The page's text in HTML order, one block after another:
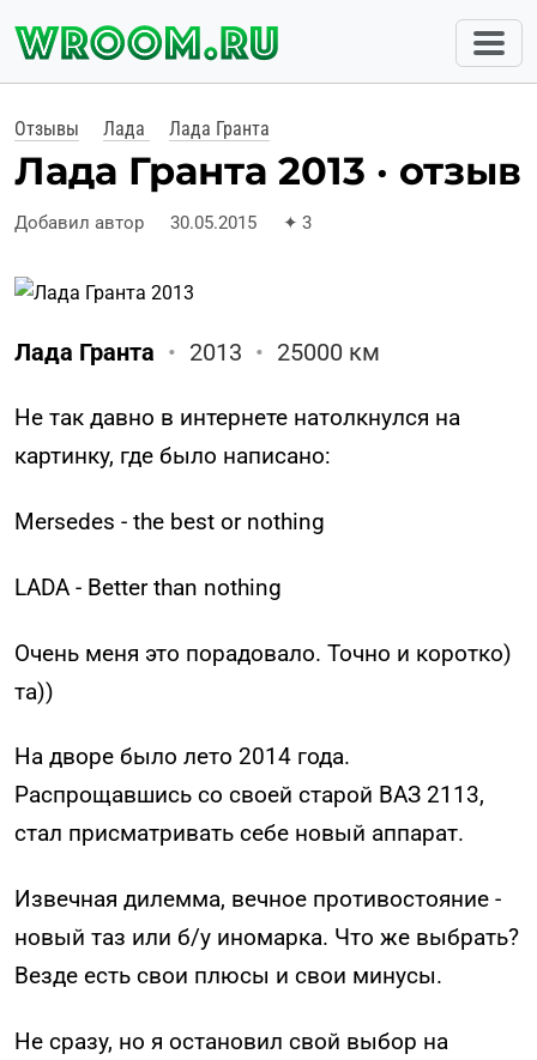
Отзывы Лада Лада Гранта
Лада Гранта 2013 · отзыв
Добавил автор 30.05.2015 ✦ 3
Лада Гранта • 2013 • 25000 км
Не так давно в интернете натолкнулся на
картинку, где было написано:
Mersedes - the best or nothing
LADA - Better than nothing
Очень меня это порадовало. Точно и коротко)
та))
На дворе было лето 2014 года.
Распрощавшись со своей старой ВАЗ 2113,
стал присматривать себе новый аппарат.
Извечная дилемма, вечное противостояние -
новый таз или б/у иномарка. Что же выбрать?
Везде есть свои плюсы и свои минусы.
Не сразу, но я остановил свой выбор на